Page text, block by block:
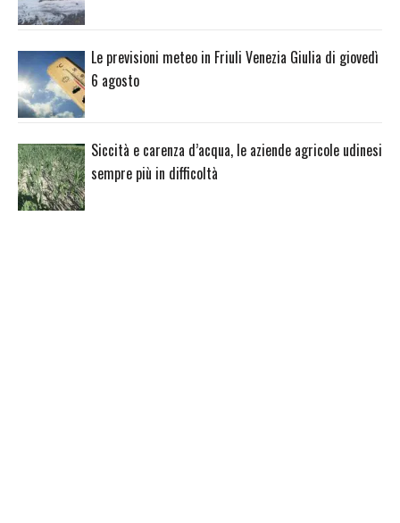
Le previsioni meteo in Friuli Venezia Giulia di giovedì
6 agosto
Siccità e carenza d’acqua, le aziende agricole udinesi
sempre più in difficoltà